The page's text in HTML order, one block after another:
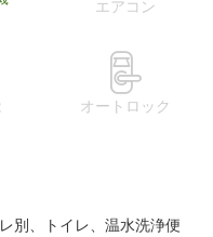
エアコン
オートロック
別、トイレ、温水洗浄便